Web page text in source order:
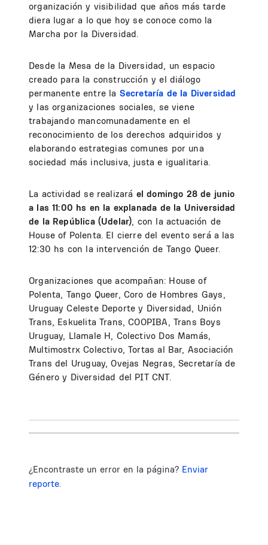
organización y visibilidad que años más tarde
diera lugar a lo que hoy se conoce como la
Marcha por la Diversidad.
Desde la Mesa de la Diversidad, un espacio
creado para la construcción y el diálogo
permanente entre la Secretaría de la Diversidad
y las organizaciones sociales, se viene
trabajando mancomunadamente en el
reconocimiento de los derechos adquiridos y
elaborando estrategias comunes por una
sociedad más inclusiva, justa e igualitaria.
La actividad se realizará el domingo 28 de junio
a las 11:00 hs en la explanada de la Universidad
de la República (Udelar), con la actuación de
House of Polenta. El cierre del evento será a las
12:30 hs con la intervención de Tango Queer.
Organizaciones que acompañan: House of
Polenta, Tango Queer, Coro de Hombres Gays,
Uruguay Celeste Deporte y Diversidad, Unión
Trans, Eskuelita Trans, COOPIBA, Trans Boys
Uruguay, Llamale H, Colectivo Dos Mamás,
Multimostrx Colectivo, Tortas al Bar, Asociación
Trans del Uruguay, Ovejas Negras, Secretaría de
Género y Diversidad del PIT CNT.
¿Encontraste un error en la página? Enviar
reporte.